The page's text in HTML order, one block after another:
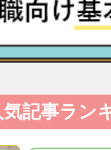
気記事ラン